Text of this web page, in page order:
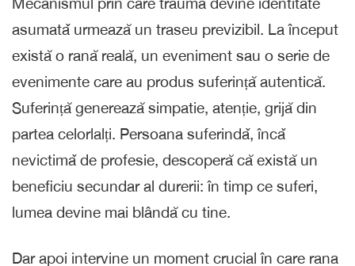
asumatǎ urmează un traseu previzibil. La început
există o rană reală, un eveniment sau o serie de
evenimente care au produs suferință autentică.
Suferință generează simpatie, atenție, grijă din
partea celorlalți. Persoana suferindǎ, încǎ
nevictimǎ de profesie, descoperă că există un
beneficiu secundar al durerii: în timp ce suferi,
lumea devine mai blândă cu tine.
Dar apoi intervine un moment crucial în care rana